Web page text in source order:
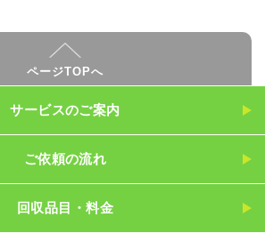
ページTOPへ
サービスのご案内
ご依頼の流れ
回収品目・料金